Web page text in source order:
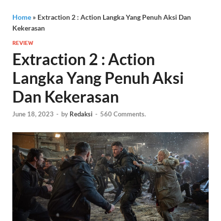
Home » Extraction 2 : Action Langka Yang Penuh Aksi Dan
Kekerasan
REVIEW
Extraction 2 : Action
Langka Yang Penuh Aksi
Dan Kekerasan
June 18, 2023 - by Redaksi - 560 Comments.